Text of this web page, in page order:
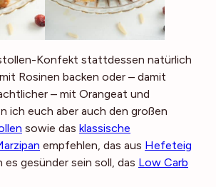
Konfekt stattdessen natürlich
Rosinen backen oder – damit
– mit Orangeat und
ich euch aber auch den großen
sowie das klassische
empfehlen, das aus Hefeteig
es gesünder sein soll, das Low Carb